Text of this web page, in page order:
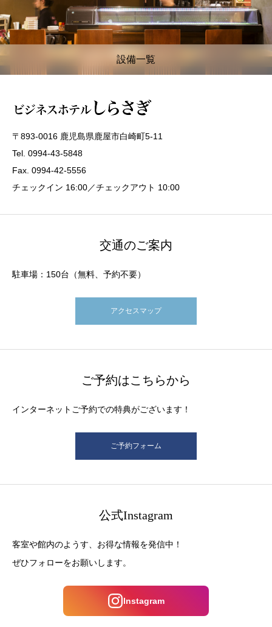
設備一覧
〒893-0016 鹿児島県鹿屋市白崎町5-11
Tel. 0994-43-5848
Fax. 0994-42-5556
チェックイン 16:00／チェックアウト 10:00
交通のご案内
駐車場：150台（無料、予約不要）
アクセスマップ
ご予約はこちらから
インターネットご予約での特典がございます！
ご予約フォーム
公式Instagram
客室や館内のようす、お得な情報を発信中！
ぜひフォローをお願いします。
Instagram